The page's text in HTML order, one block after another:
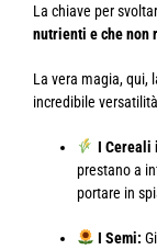
La chiave per
nutrienti e che non
La vera magia, qui,
incredibile
I Cereali
prestano a
portare in
I Semi: